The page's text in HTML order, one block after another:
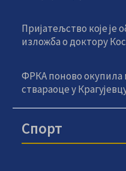
Пријатељство које је
изложба о доктору
ФРКА поново
ствараоце у
Спорт